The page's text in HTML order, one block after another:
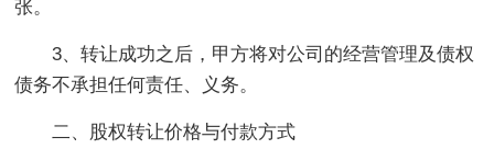
张。
3、转让成功之后，甲方将对公司的经营管理及债权
债务不承担任何责任、义务。
二、股权转让价格与付款方式